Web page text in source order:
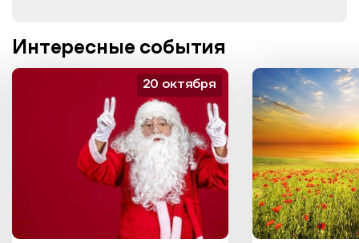
Интересные события
20 октября